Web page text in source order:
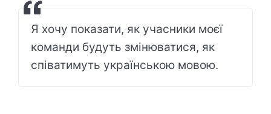
Я хочу показати, як учасники моєї
команди будуть змінюватися, як
співатимуть українською мовою.